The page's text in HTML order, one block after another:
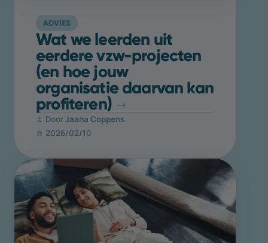
ADVIES
Wat we leerden uit
eerdere vzw-projecten
(en hoe jouw
organisatie daarvan kan
profiteren)
DoorJaana Coppens
2026/02/10